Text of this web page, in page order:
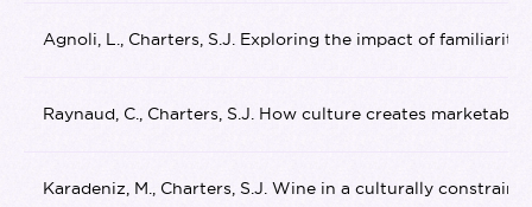
Agnoli, L., Charters, S.J. Exploring the impact of
Raynaud, C., Charters, S.J. How culture creates
Karadeniz, M., Charters, S.J. Wine in a culturally